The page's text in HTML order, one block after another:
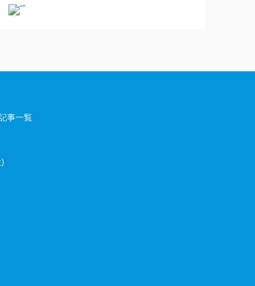
事一覧
)